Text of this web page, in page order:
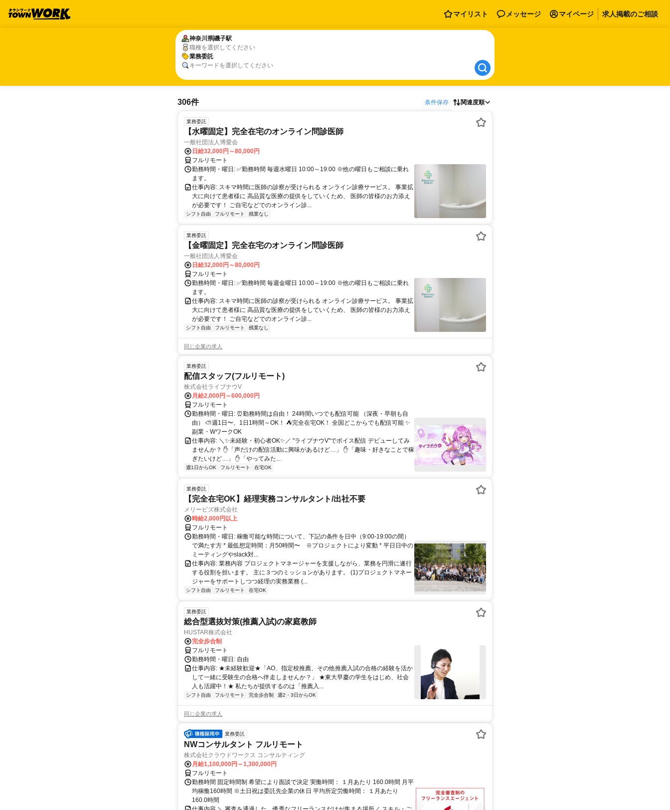
マイリスト メッセージ マイページ 求人掲載のご相談
神奈川県磯子駅
職種を選択してください
業務委託
キーワードを選択してください
神奈川県磯子駅
業務委託
306件 条件保存 関連度順
業務委託
【水曜固定】完全在宅のオンライン問診医師
一般社団法人博愛会
日給32,000円～80,000円
フルリモート
勤務時間・曜日: ✅勤務時間 毎週水曜日 10:00～19:00 ※他の曜日もご相談に乗れ
ます。
仕事内容: スキマ時間に医師の診察が受けられる オンライン診療サービス。 事業拡
大に向けて患者様に 高品質な医療の提供をしていくため、 医師の皆様のお力添え
が必要です！ ご自宅などでのオンライン診...
シフト自由 フルリモート 残業なし
業務委託
【金曜固定】完全在宅のオンライン問診医師
一般社団法人博愛会
日給32,000円～80,000円
フルリモート
勤務時間・曜日: ✅勤務時間 毎週金曜日 10:00～19:00 ※他の曜日もご相談に乗れ
ます。
仕事内容: スキマ時間に医師の診察が受けられる オンライン診療サービス。 事業拡
大に向けて患者様に 高品質な医療の提供をしていくため、 医師の皆様のお力添え
が必要です！ ご自宅などでのオンライン診...
シフト自由 フルリモート 残業なし
同じ企業の求人
業務委託
配信スタッフ(フルリモート)
株式会社ライブナウV
月給2,000円～600,000円
フルリモート
勤務時間・曜日: ⏰勤務時間は自由！ 24時間いつでも配信可能 （深夜・早朝も自
由） ⛅週1日〜、1日1時間～OK！ ⛺完全在宅OK！ 全国どこからでも配信可能 ✨
副業・WワークOK
仕事内容: ＼✨未経験・初心者OK✨／ "ライブナウV"でボイス配信 デビューしてみ
ませんか？ ✋「声だけの配信活動に興味があるけど…」 ✋「趣味・好きなことで稼
ぎたいけど…」 ✋「やってみた...
週1日からOK フルリモート 在宅OK
業務委託
【完全在宅OK】経理実務コンサルタント/出社不要
メリービズ株式会社
時給2,000円以上
フルリモート
勤務時間・曜日: 稼働可能な時間について、下記の条件を日中（9:00-19:00の間）
で満たす方 * 最低想定時間：月50時間〜 ※プロジェクトにより変動 * 平日日中の
ミーティングやslack対...
仕事内容: 業務内容 プロジェクトマネージャーを支援しながら、業務を円滑に遂行
する役割を担います。 主に３つのミッションがあります。 (1)プロジェクトマネー
ジャーをサポートしつつ経理の実務業務 (...
シフト自由 フルリモート 在宅OK
業務委託
総合型選抜対策(推薦入試)の家庭教師
HUSTAR株式会社
完全歩合制
フルリモート
勤務時間・曜日: 自由
仕事内容: ★未経験歓迎★「AO、指定校推薦、その他推薦入試の合格の経験を活か
して一緒に受験生の合格へ伴走しませんか？」 ★東大早慶の学生をはじめ、社会
人も活躍中！★ 私たちが提供するのは「推薦入...
シフト自由 フルリモート 完全歩合制 週2・3日からOK
同じ企業の求人
業務委託
NWコンサルタント フルリモート
株式会社クラウドワークス コンサルティング
月給1,100,000円～1,300,000円
フルリモート
勤務時間 固定時間制 希望により面談で決定 実働時間： １月あたり 160.0時間 月平
均稼働160時間 ※土日祝は委託先企業の休日 平均所定労働時間： １月あたり
160.0時間